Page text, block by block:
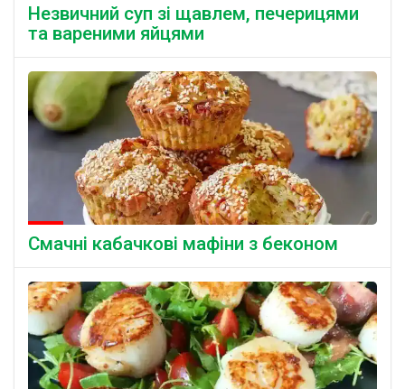
Незвичний суп зі щавлем, печерицями
та вареними яйцями
Смачні кабачкові мафіни з беконом